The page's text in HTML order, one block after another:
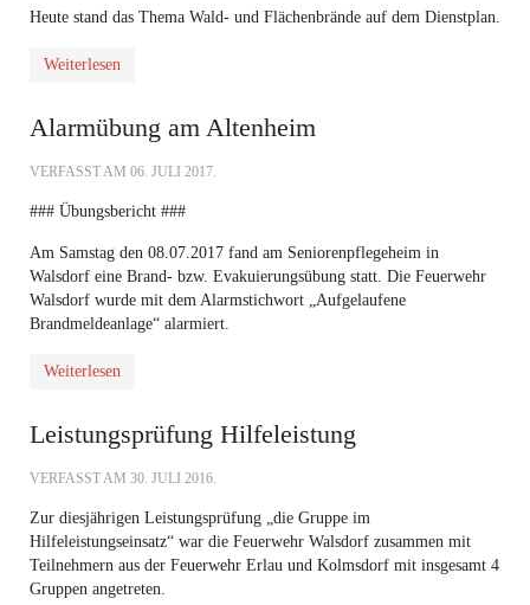
Heute stand das Thema Wald- und Flächenbrände auf dem Dienstplan.
Weiterlesen
Alarmübung am Altenheim
VERFASST AM 06. JULI 2017.
### Übungsbericht ###
Am Samstag den 08.07.2017 fand am Seniorenpflegeheim in
Walsdorf eine Brand- bzw. Evakuierungsübung statt. Die Feuerwehr
Walsdorf wurde mit dem Alarmstichwort „Aufgelaufene
Brandmeldeanlage“ alarmiert.
Weiterlesen
Leistungsprüfung Hilfeleistung
VERFASST AM 30. JULI 2016.
Zur diesjährigen Leistungsprüfung „die Gruppe im
Hilfeleistungseinsatz“ war die Feuerwehr Walsdorf zusammen mit
Teilnehmern aus der Feuerwehr Erlau und Kolmsdorf mit insgesamt 4
Gruppen angetreten.